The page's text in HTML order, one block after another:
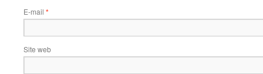
E-mail *
Site web